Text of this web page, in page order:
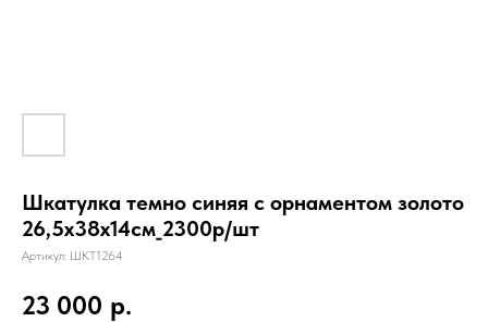
Шкатулка темно синяя с орнаментом золото
26,5х38х14см_2300р/шт
Артикул: ШКТ1264
23 000 р.